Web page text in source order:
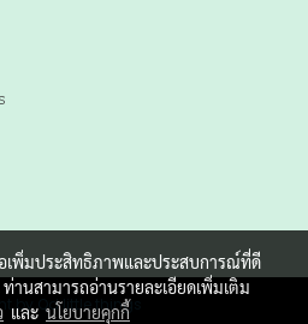
by Qd little things
อเพิ่มประสิทธิภาพและประสบการณ์ที่ดี
านสามารถอ่านรายละเอียดเพิ่มเติม
และ นโยบายคุกกี้